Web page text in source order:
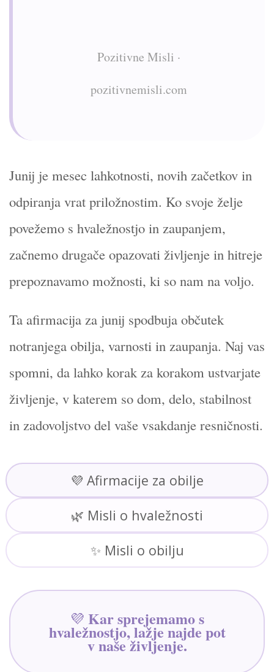
Pozitivne Misli ·
pozitivnemisli.com
Junij je mesec lahkotnosti, novih začetkov in
odpiranja vrat priložnostim. Ko svoje želje
povežemo s hvaležnostjo in zaupanjem,
začnemo drugače opazovati življenje in hitreje
prepoznavamo možnosti, ki so nam na voljo.
Ta afirmacija za junij spodbuja občutek
notranjega obilja, varnosti in zaupanja. Naj vas
spomni, da lahko korak za korakom ustvarjate
življenje, v katerem so dom, delo, stabilnost
in zadovoljstvo del vaše vsakdanje resničnosti.
💜 Afirmacije za obilje
🌿 Misli o hvaležnosti
✨ Misli o obilju
💜 Kar sprejemamo s
hvaležnostjo, lažje najde pot
v naše življenje.